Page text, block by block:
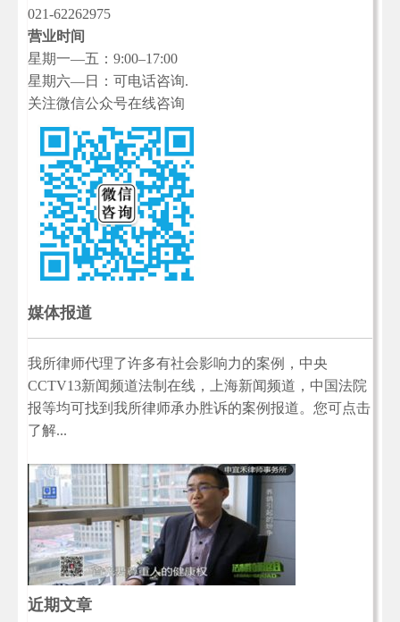
021-62262975
营业时间
星期一—五：9:00–17:00
星期六—日：可电话咨询.
关注微信公众号在线咨询
媒体报道
我所律师代理了许多有社会影响力的案例，中央
CCTV13新闻频道法制在线，上海新闻频道，中国法院
报等均可找到我所律师承办胜诉的案例报道。您可点击
了解...
近期文章